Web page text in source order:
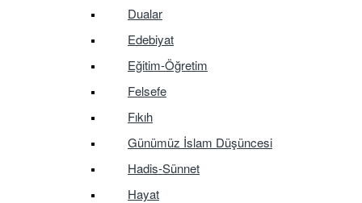
Dualar
Edebiyat
Eğitim-Öğretim
Felsefe
Fıkıh
Günümüz İslam Düşüncesi
Hadis-Sünnet
Hayat